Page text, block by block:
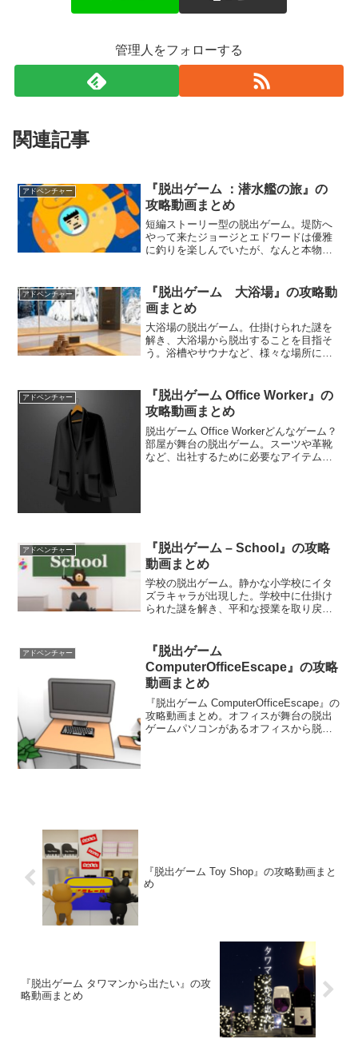
管理人をフォローする
関連記事
アドベンチャー
『脱出ゲーム ：潜水艦の旅』の
攻略動画まとめ
短編ストーリー型の脱出ゲーム。堤防へ
やって来たジョージとエドワードは優雅
に釣りを楽しんでいたが、なんと本物の
った。果たして、2人を待ち受けているも
のとは一体―。
アドベンチャー
『脱出ゲーム 大浴場』の攻略動
画まとめ
大浴場の脱出ゲーム。仕掛けられた謎を
解き、大浴場から脱出することを目指そ
う。浴槽やサウナなど、様々な場所に謎
う。綺麗な施設を見ていると、温泉や銭
湯に行きたくなるぞ。
アドベンチャー
『脱出ゲーム Office Worker』の
攻略動画まとめ
脱出ゲーム Office Workerどんなゲーム？
部屋が舞台の脱出ゲーム。スーツや革靴
など、出社するために必要なアイテムが
アドベンチャー
『脱出ゲーム – School』の攻略
動画まとめ
学校の脱出ゲーム。静かな小学校にイタ
ズラキャラが出現した。学校中に仕掛け
られた謎を解き、平和な授業を取り戻す
ームで暇つぶしにピッタリだ。
アドベンチャー
『脱出ゲーム
ComputerOfficeEscape』の攻略
動画まとめ
『脱出ゲーム ComputerOfficeEscape』の
攻略動画まとめ。オフィスが舞台の脱出
ゲームパソコンがあるオフィスから脱出
『脱出ゲーム Toy Shop』の攻略動画まと
め
『脱出ゲーム タワマンから出たい』の攻
略動画まとめ